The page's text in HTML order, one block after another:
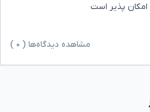
پذیر است
مشاهده دیدگاه‌ها ( ۰